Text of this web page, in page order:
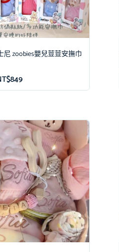
尼 zoobies嬰兒荳荳安撫巾
849